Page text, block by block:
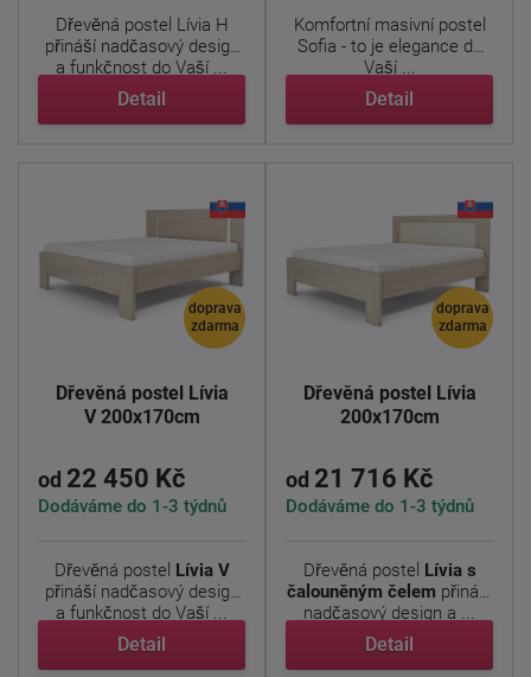
Dřevěná postel Lívia H
přináší nadčasový design
a funkčnost do Vaší ...
Detail
Komfortní masivní postel
Sofia - to je elegance do
Vaší ...
Detail
doprava
zdarma
Dřevěná postel Lívia
V 200x170cm
od 22 450 Kč
Dodáváme do 1-3 týdnů
Dřevěná postel Lívia V
přináší nadčasový design
a funkčnost do Vaší ...
Detail
doprava
zdarma
Dřevěná postel Lívia
200x170cm
od 21 716 Kč
Dodáváme do 1-3 týdnů
Dřevěná postel Lívia s
čalouněným čelem přináší
nadčasový design a ...
Detail